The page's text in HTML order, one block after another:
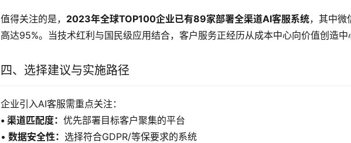
值得关注的是， 2023年全球TOP100企业已有89家部署全渠道AI客服系统，其中微
高达95%。当技术红利与国民级应用结合，客户服务正经历从成本中心向价值创造
四、选择建议与实施路径
企业引入AI客服需重点关注：
• 渠道匹配度：优先部署目标客户聚集的平台
• 数据安全性：选择符合GDPR/等保要求的系统